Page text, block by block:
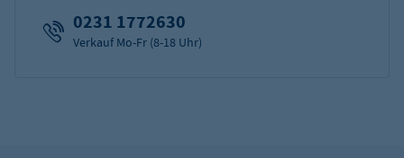
0231 1772630
Verkauf Mo-Fr (8-18 Uhr)